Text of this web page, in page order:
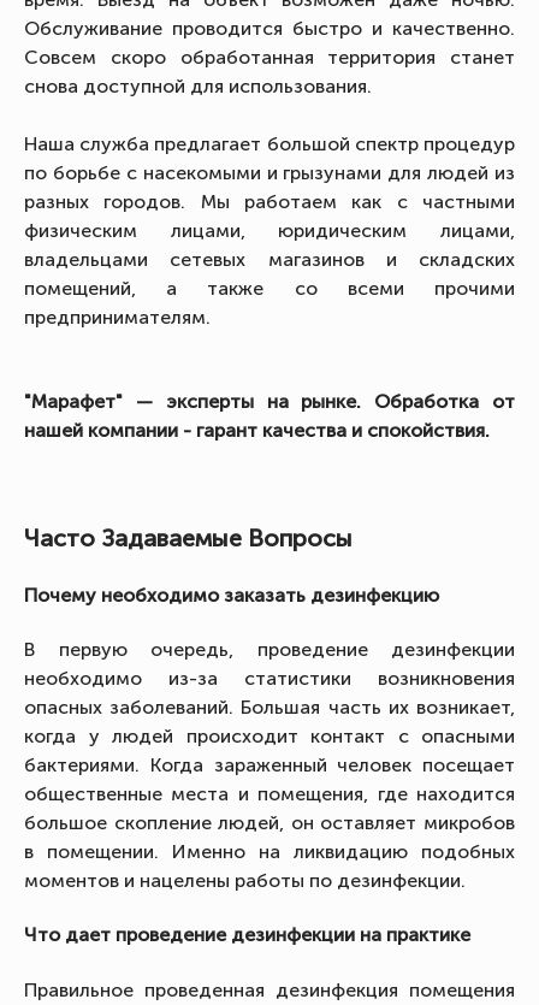
Обслуживание проводится быстро и качественно.
Совсем скоро обработанная территория станет
снова доступной для использования.
Наша служба предлагает большой спектр процедур
по борьбе с насекомыми и грызунами для людей из
разных городов. Мы работаем как с частными
физическим лицами, юридическим лицами,
владельцами сетевых магазинов и складских
помещений, а также со всеми прочими
предпринимателям.
"Марафет" — эксперты на рынке. Обработка от
нашей компании - гарант качества и спокойствия.
Часто Задаваемые Вопросы
Почему необходимо заказать дезинфекцию
В первую очередь, проведение дезинфекции
необходимо из-за статистики возникновения
опасных заболеваний. Большая часть их возникает,
когда у людей происходит контакт с опасными
бактериями. Когда зараженный человек посещает
общественные места и помещения, где находится
большое скопление людей, он оставляет микробов
в помещении. Именно на ликвидацию подобных
моментов и нацелены работы по дезинфекции.
Что дает проведение дезинфекции на практике
Правильное проведенная дезинфекция помещения